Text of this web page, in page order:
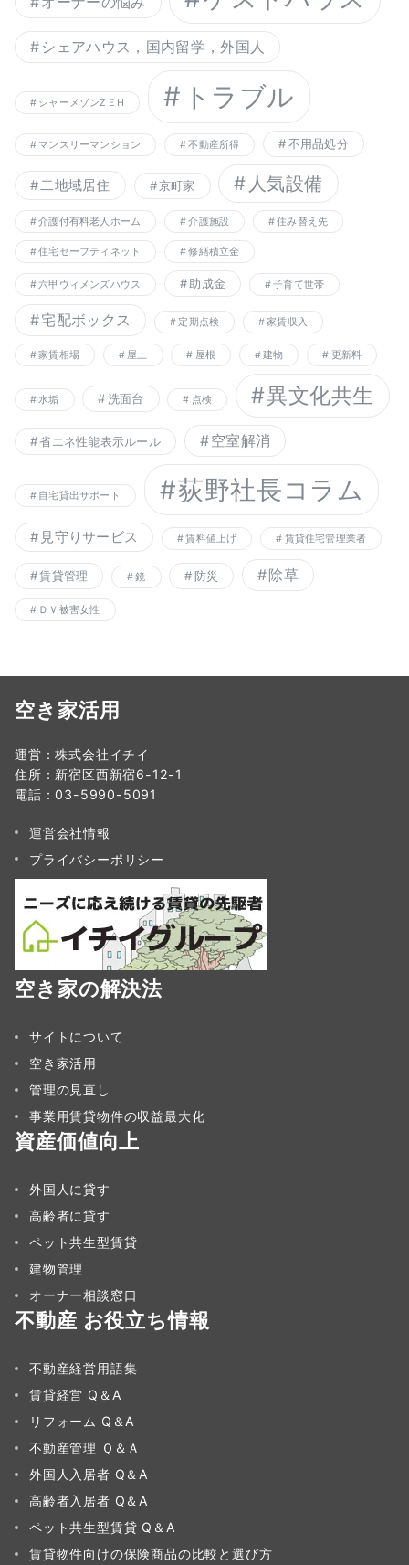
シェアハウス，国内留学，外国人
シャーメゾンZＥH トラブル
マンスリーマンション 不動産所得 不用品処分
二地域居住 京町家 人気設備
介護付有料老人ホーム 介護施設 住み替え先
住宅セーフティネット 修繕積立金
六甲ウィメンズハウス 助成金 子育て世帯
宅配ボックス 定期点検 家賃収入
家賃相場 屋上 屋根 建物 更新料
水垢 洗面台 点検 異文化共生
省エネ性能表示ルール 空室解消
自宅貸出サポート 荻野社長コラム
見守りサービス 賃料値上げ 賃貸住宅管理業者
賃貸管理 鏡 防災 除草
ＤＶ被害女性
空き家活用
運営：株式会社イチイ
住所：新宿区西新宿6-12-1
電話：03-5990-5091
運営会社情報
プライバシーポリシー
空き家の解決法
サイトについて
空き家活用
管理の見直し
事業用賃貸物件の収益最大化
資産価値向上
外国人に貸す
高齢者に貸す
ペット共生型賃貸
建物管理
オーナー相談窓口
不動産 お役立ち情報
不動産経営用語集
賃貸経営 Q＆A
リフォーム Q＆A
不動産管理 Ｑ＆Ａ
外国人入居者 Q＆A
高齢者入居者 Q＆A
ペット共生型賃貸 Q＆A
賃貸物件向けの保険商品の比較と選び方